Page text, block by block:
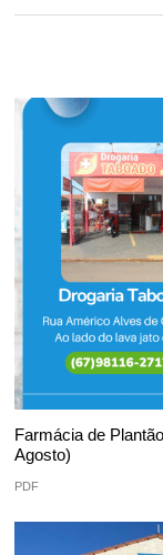
Farmácia de
Agosto)
PDF